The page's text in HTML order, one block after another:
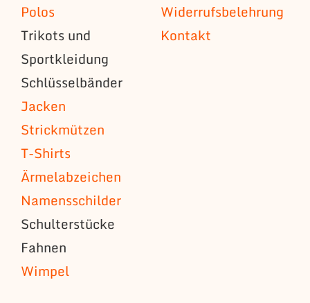
Polos
Trikots und
Sportkleidung
Schlüsselbänder
Jacken
Strickmützen
T-Shirts
Ärmelabzeichen
Namensschilder
Schulterstücke
Fahnen
Wimpel
Widerrufsbelehrung
Kontakt